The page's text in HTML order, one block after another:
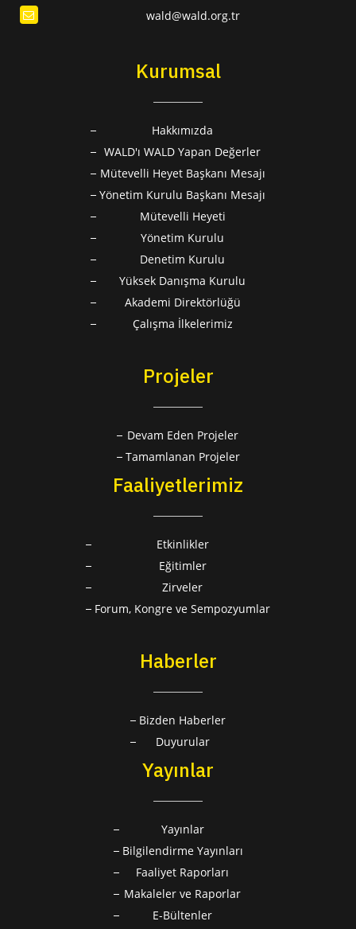
wald@wald.org.tr
Kurumsal
Hakkımızda
WALD'ı WALD Yapan Değerler
Mütevelli Heyet Başkanı Mesajı
Yönetim Kurulu Başkanı Mesajı
Mütevelli Heyeti
Yönetim Kurulu
Denetim Kurulu
Yüksek Danışma Kurulu
Akademi Direktörlüğü
Çalışma İlkelerimiz
Projeler
Devam Eden Projeler
Tamamlanan Projeler
Faaliyetlerimiz
Etkinlikler
Eğitimler
Zirveler
Forum, Kongre ve Sempozyumlar
Haberler
Bizden Haberler
Duyurular
Yayınlar
Yayınlar
Bilgilendirme Yayınları
Faaliyet Raporları
Makaleler ve Raporlar
E-Bültenler